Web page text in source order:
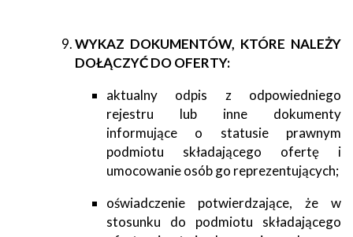
WYKAZ DOKUMENTÓW, KTÓRE NALEŻY
DOŁĄCZYĆ DO OFERTY:
aktualny odpis z odpowiedniego
rejestru lub inne dokumenty
informujące o statusie prawnym
podmiotu składającego ofertę i
umocowanie osób go reprezentujących;
oświadczenie potwierdzające, że w
stosunku do podmiotu składającego